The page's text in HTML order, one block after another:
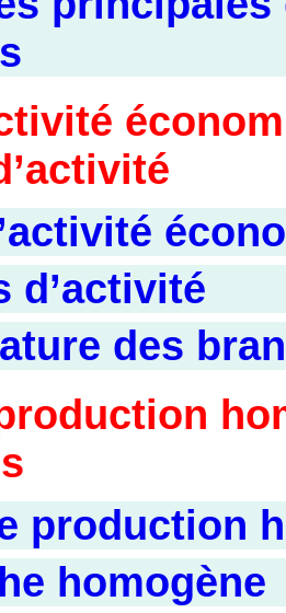
d’activité
des
production
homogène